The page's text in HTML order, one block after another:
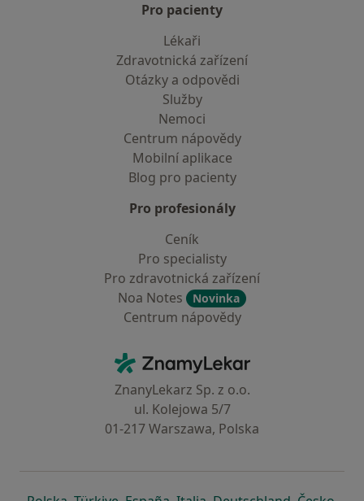
Pro pacienty
Lékaři
Zdravotnická zařízení
Otázky a odpovědi
Služby
Nemoci
Centrum nápovědy
Mobilní aplikace
Blog pro pacienty
Pro profesionály
Ceník
Pro specialisty
Pro zdravotnická zařízení
Noa Notes
Novinka
Centrum nápovědy
ZnamyLekar - Hlavní stránka
ZnanyLekarz Sp. z o.o.
ul. Kolejowa 5/7
01-217 Warszawa, Polska